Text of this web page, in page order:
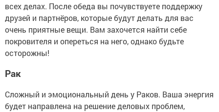
всех делах. После обеда вы почувствуете поддержку
друзей и партнёров, которые будут делать для вас
очень приятные вещи. Вам захочется найти себе
покровителя и опереться на него, однако будьте
осторожны!
Рак
Сложный и эмоциональный день у Раков. Ваша энергия
будет направлена на решение деловых проблем,